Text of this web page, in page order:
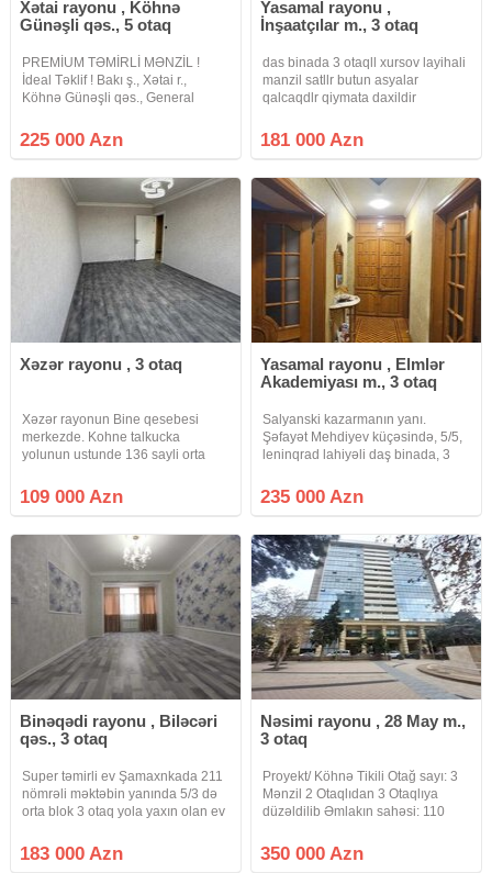
Xətai rayonu , Köhnə
Günəşli qəs., 5 otaq
PREMİUM TƏMİRLİ MƏNZİL !
İdeal Təklif ! Bakı ş., Xətai r.,
Köhnə Günəşli qəs., General
MegaStore Hipermarketin
arxasında., 24 ., 263 Nömrəli
Tikili Leninqrad
225 000 Azn
Yasamal rayonu ,
İnşaatçılar m., 3 otaq
das binada 3 otaqll xursov layihali
manzil satllr butun asyalar
qalcaqdlr qiymata daxildir
xidmat haql 1% fayizdir
181 000 Azn
Xəzər rayonu , 3 otaq
Xəzər rayonun Bine qesebesi
merkezde. Kohne talkucka
yolunun ustunde 136 sayli orta
kohne tikili 5 mertebeli binanin 5ci
mertebesinde 67kvadrat olan
109 000 Azn
Yasamal rayonu , Elmlər
Akademiyası m., 3 otaq
Salyanski kazarmanın yanı.
Şəfayət Mehdiyev küçəsində, 5/5,
leninqrad lahiyəli daş binada, 3
Evdə 600 manata uzun müddət
kirayəşin var.
235 000 Azn
Binəqədi rayonu , Biləcəri
qəs., 3 otaq
Super təmirli ev Şamaxnkada 211
nömrəli məktəbin yanında 5/3 də
orta blok 3 otaq yola yaxın olan ev
olar isdənlən vaxt baxmaq olar
ciraq əmlak kanalına abunə olun
183 000 Azn
Nəsimi rayonu , 28 May m.,
3 otaq
Proyekt/ Köhnə Tikili Otağ sayı: 3
Mənzil 2 Otaqlıdan 3 Otaqlıya
düzəldilib Əmlakın sahəsi: 110
Orientirlər: 28 May ərzisi Hökümət
Evinin Arxası Qaz, su, işıq daimidir.
350 000 Azn